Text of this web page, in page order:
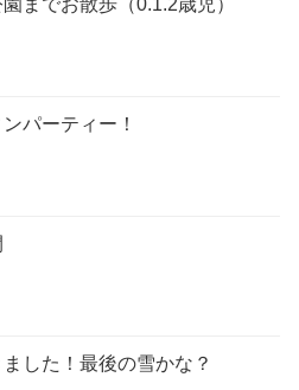
パーティー！
した！最後の雪かな？